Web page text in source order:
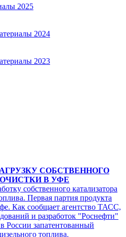
2025
2024
2023
СОБСТВЕННОГО
В УФЕ
собственного катализатора
Первая партия продукта
Как сообщает агентство ТАСС,
и разработок "Роснефти"
России запатентованный
топлива.